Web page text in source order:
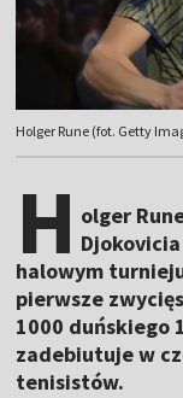
Holger Rune (fot. Getty
H olger
halowym
pierwsze
1000 duńskiego
zadebiutuje w
tenisistów.